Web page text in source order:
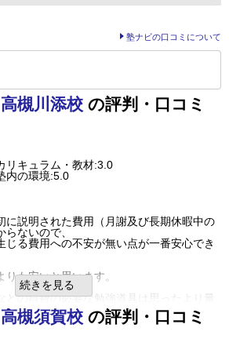
塾ナビの口コミについて
高槻川添校 の評判・口コミ
リキュラム・教材:3.0
内の環境:5.0
に説明された費用（月謝及び長期休暇中の
ないので、
じる費用への不安が無い点が一番安心でき
も安いと思います。
どの自費の必要な勉強道具は思ったより量
が、高価な教材を何冊も購入するよりは
続きを見る
高槻須賀校 の評判・口コミ